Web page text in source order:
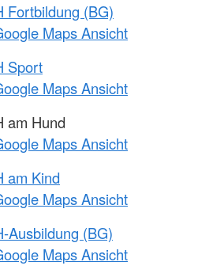
Fortbildung (BG)
Maps Ansicht
Sport
Maps Ansicht
am Hund
Maps Ansicht
am Kind
Maps Ansicht
Ausbildung (BG)
Maps Ansicht